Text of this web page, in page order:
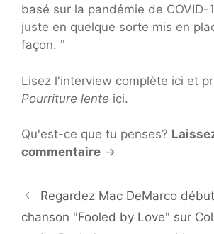
basé sur la pandémie de COVID-
juste en quelque sorte mis en
façon. "
Lisez l'interview complète ici et
Pourriture lente ici.
Qu'est-ce que tu penses?
commentaire →
Regardez Mac DeMarco
chanson "Fooled by Love" sur